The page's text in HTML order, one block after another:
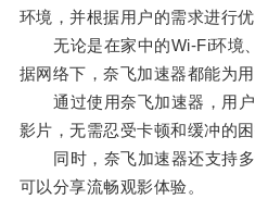
环境，并根据用户的需求进行优
无论是在家中的Wi-Fi环境
据网络下，奈飞加速器都能为
通过使用奈飞加速器，用户
影片，无需忍受卡顿和缓冲的困
同时，奈飞加速器还支持多
可以分享流畅观影体验。